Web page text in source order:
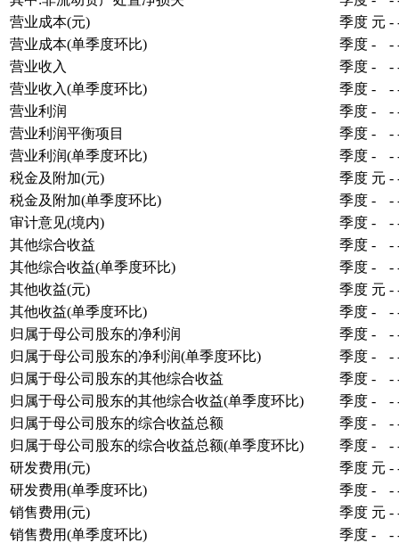
营业成本(元)
季度 元 -
营业成本(单季度环比)
季度 - -
营业收入
季度 - -
营业收入(单季度环比)
季度 - -
营业利润
季度 - -
营业利润平衡项目
季度 - -
营业利润(单季度环比)
季度 - -
税金及附加(元)
季度 元 -
税金及附加(单季度环比)
季度 - -
审计意见(境内)
季度 - -
其他综合收益
季度 - -
其他综合收益(单季度环比)
季度 - -
其他收益(元)
季度 元 -
其他收益(单季度环比)
季度 - -
归属于母公司股东的净利润
季度 - -
归属于母公司股东的净利润(单季度环比)
季度 - -
归属于母公司股东的其他综合收益
季度 - -
归属于母公司股东的其他综合收益(单季度环比)
季度 - -
归属于母公司股东的综合收益总额
季度 - -
归属于母公司股东的综合收益总额(单季度环比)
季度 - -
研发费用(元)
季度 元 -
研发费用(单季度环比)
季度 - -
销售费用(元)
季度 元 -
销售费用(单季度环比)
季度 - -